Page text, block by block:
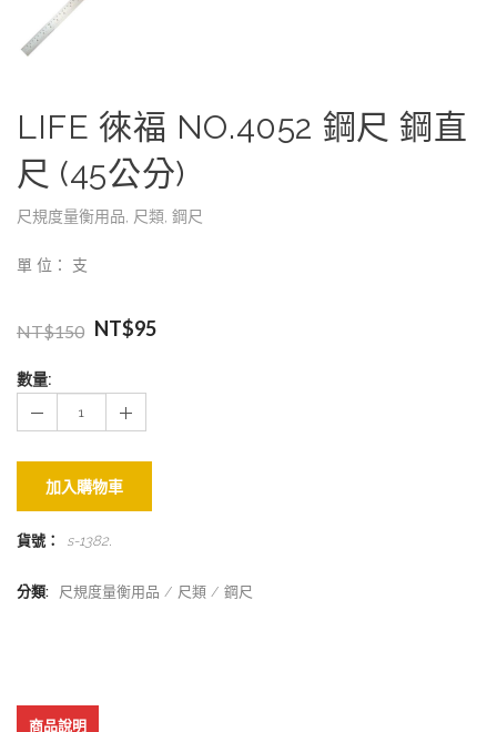
LIFE 徠福 NO.4052 鋼尺 鋼直
尺 (45公分)
尺規度量衡用品, 尺類, 鋼尺
單 位： 支
NT$150 NT$95
數量:
加入購物車
貨號： s-1382.
分類: 尺規度量衡用品 尺類 鋼尺
商品說明